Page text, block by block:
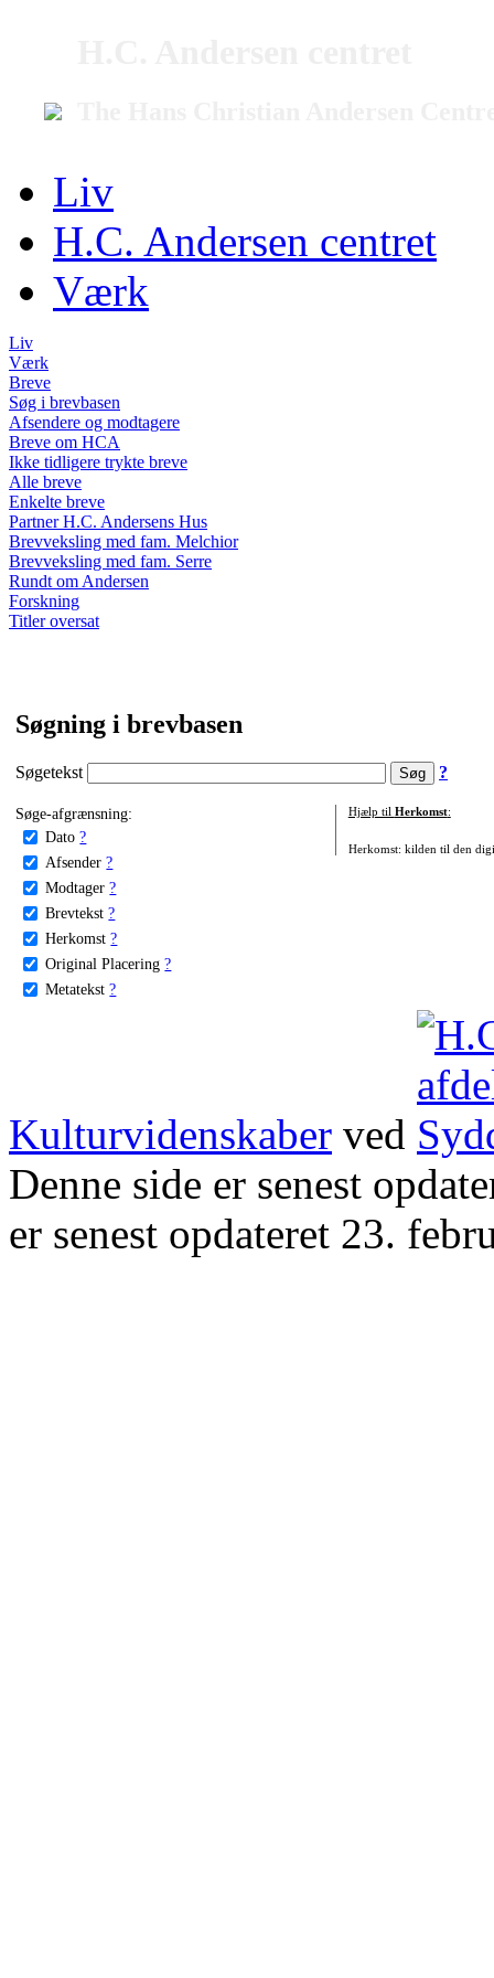
Liv
H.C. Andersen centret
Værk
Liv
Værk
Breve
Søg i brevbasen
Afsendere og modtagere
Breve om HCA
Ikke tidligere trykte breve
Alle breve
Enkelte breve
Partner H.C. Andersens Hus
Brevveksling med fam. Melchior
Brevveksling med fam. Serre
Rundt om Andersen
Forskning
Titler oversat
Søgning i brevbasen
Søgetekst ?
Søge-afgrænsning:
Dato ?
Afsender ?
Modtager ?
Brevtekst ?
Herkomst ?
Original Placering ?
Metatekst ?
Hjælp til Herkomst:
Herkomst: kilden til den
Kulturvidenskaber ved
Denne side er senest
er senest opdateret 23.